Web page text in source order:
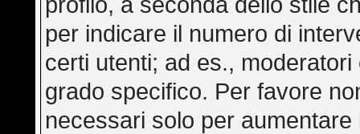
per indicare il numero di
certi utenti; ad es.,
grado specifico. Per favore
necessari solo per